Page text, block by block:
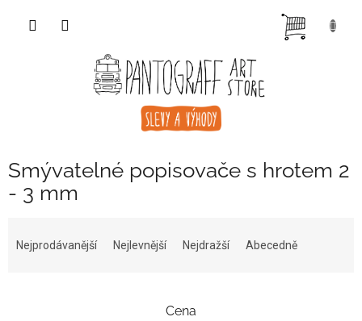
Smývatelné popisovače s hrotem 2
- 3 mm
Nejprodávanější Nejlevnější Nejdražší Abecedně
Cena